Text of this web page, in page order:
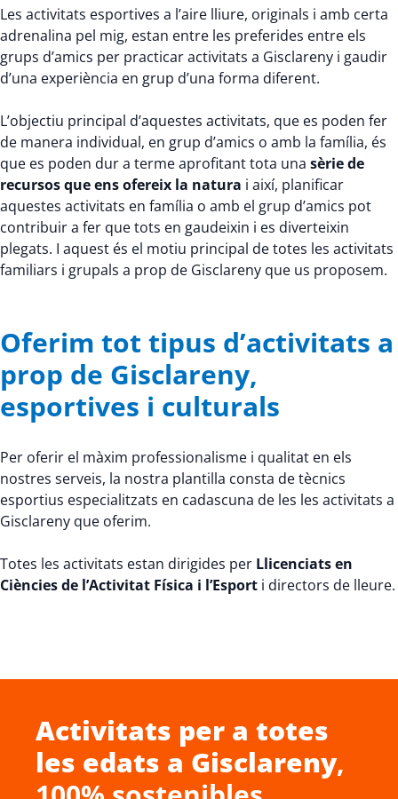
Les activitats esportives a l’aire lliure, originals i amb certa
adrenalina pel mig, estan entre les preferides entre els
grups d’amics per practicar activitats a Gisclareny i gaudir
d’una experiència en grup d’una forma diferent.
L’objectiu principal d’aquestes activitats, que es poden fer
de manera individual, en grup d’amics o amb la família, és
que es poden dur a terme aprofitant tota una sèrie de
recursos que ens ofereix la natura i així, planificar
aquestes activitats en família o amb el grup d’amics pot
contribuir a fer que tots en gaudeixin i es diverteixin
plegats. I aquest és el motiu principal de totes les activitats
familiars i grupals a prop de Gisclareny que us proposem.
Oferim tot tipus d’activitats a
prop de Gisclareny,
esportives i culturals
Per oferir el màxim professionalisme i qualitat en els
nostres serveis, la nostra plantilla consta de tècnics
esportius especialitzats en cadascuna de les les activitats a
Gisclareny que oferim.
Totes les activitats estan dirigides per Llicenciats en
Ciències de l’Activitat Física i l’Esport i directors de lleure.
Activitats per a totes
les edats a Gisclareny,